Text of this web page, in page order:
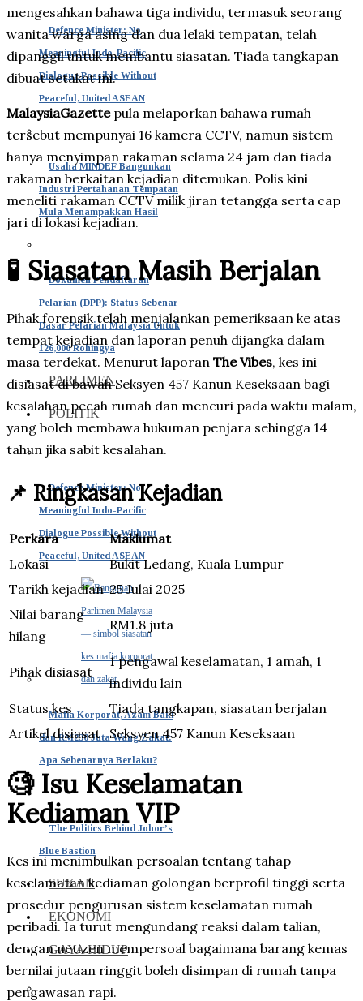
Defence Minister: No
Meaningful Indo-Pacific
Dialogue Possible Without
Peaceful, United ASEAN
Usaha MINDEF Bangunkan
Industri Pertahanan Tempatan
Mula Menampakkan Hasil
Dokumen Pendaftaran
Pelarian (DPP): Status Sebenar
Dasar Pelarian Malaysia Untuk
126,000 Rohingya
PARLIMEN
POLITIK
Defence Minister: No
Meaningful Indo-Pacific
Dialogue Possible Without
Peaceful, United ASEAN
Mafia Korporat, Azam Baki
dan RM230 Juta Wang Zakat:
Apa Sebenarnya Berlaku?
The Politics Behind Johor’s
Blue Bastion
SUKAN
EKONOMI
GAYA HIDUP
mengesahkan bahawa tiga individu, termasuk seorang
wanita warga asing dan dua lelaki tempatan, telah
dipanggil untuk membantu siasatan. Tiada tangkapan
dibuat setakat ini.
MalaysiaGazettepula melaporkan bahawa rumah
tersebut mempunyai 16 kamera CCTV, namun sistem
hanya menyimpan rakaman selama 24 jam dan tiada
rakaman berkaitan kejadian ditemukan. Polis kini
meneliti rakaman CCTV milik jiran tetangga serta cap
jari di lokasi kejadian.
🧪 Siasatan Masih Berjalan
Pihak forensik telah menjalankan pemeriksaan ke atas
tempat kejadian dan laporan penuh dijangka dalam
masa terdekat. Menurut laporan The Vibes, kes ini
disiasat di bawah Seksyen 457 Kanun Keseksaan bagi
kesalahan pecah rumah dan mencuri pada waktu malam,
yang boleh membawa hukuman penjara sehingga 14
tahun jika sabit kesalahan.
📌 Ringkasan Kejadian
Perkara
Maklumat
Lokasi
Bukit Ledang, Kuala Lumpur
Tarikh kejadian 25 Julai 2025
Nilai barang
hilang
RM1.8 juta
Pihak disiasat
1 pengawal keselamatan, 1 amah, 1
individu lain
Status kes
Tiada tangkapan, siasatan berjalan
Artikel disiasat Seksyen 457 Kanun Keseksaan
🧐 Isu Keselamatan
Kediaman VIP
Kes ini menimbulkan persoalan tentang tahap
keselamatan kediaman golongan berprofil tinggi serta
prosedur pengurusan sistem keselamatan rumah
peribadi. Ia turut mengundang reaksi dalam talian,
dengan netizen mempersoal bagaimana barang kemas
bernilai jutaan ringgit boleh disimpan di rumah tanpa
pengawasan rapi.